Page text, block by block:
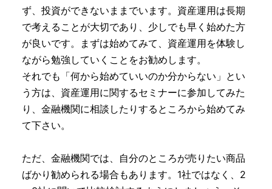
ず、投資ができないままでいます。資産運用は長期
で考えることが大切であり、少しでも早く始めた方
が良いです。まずは始めてみて、資産運用を体験し
ながら勉強していくことをお勧めします。
それでも「何から始めていいのか分からない」とい
う方は、資産運用に関するセミナーに参加してみた
り、金融機関に相談したりするところから始めてみ
て下さい。
ただ、金融機関では、自分のところが売りたい商品
ばかり勧められる場合もあります。1社ではなく、2